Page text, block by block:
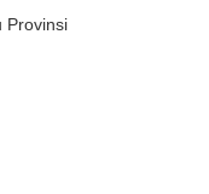
Provinsi